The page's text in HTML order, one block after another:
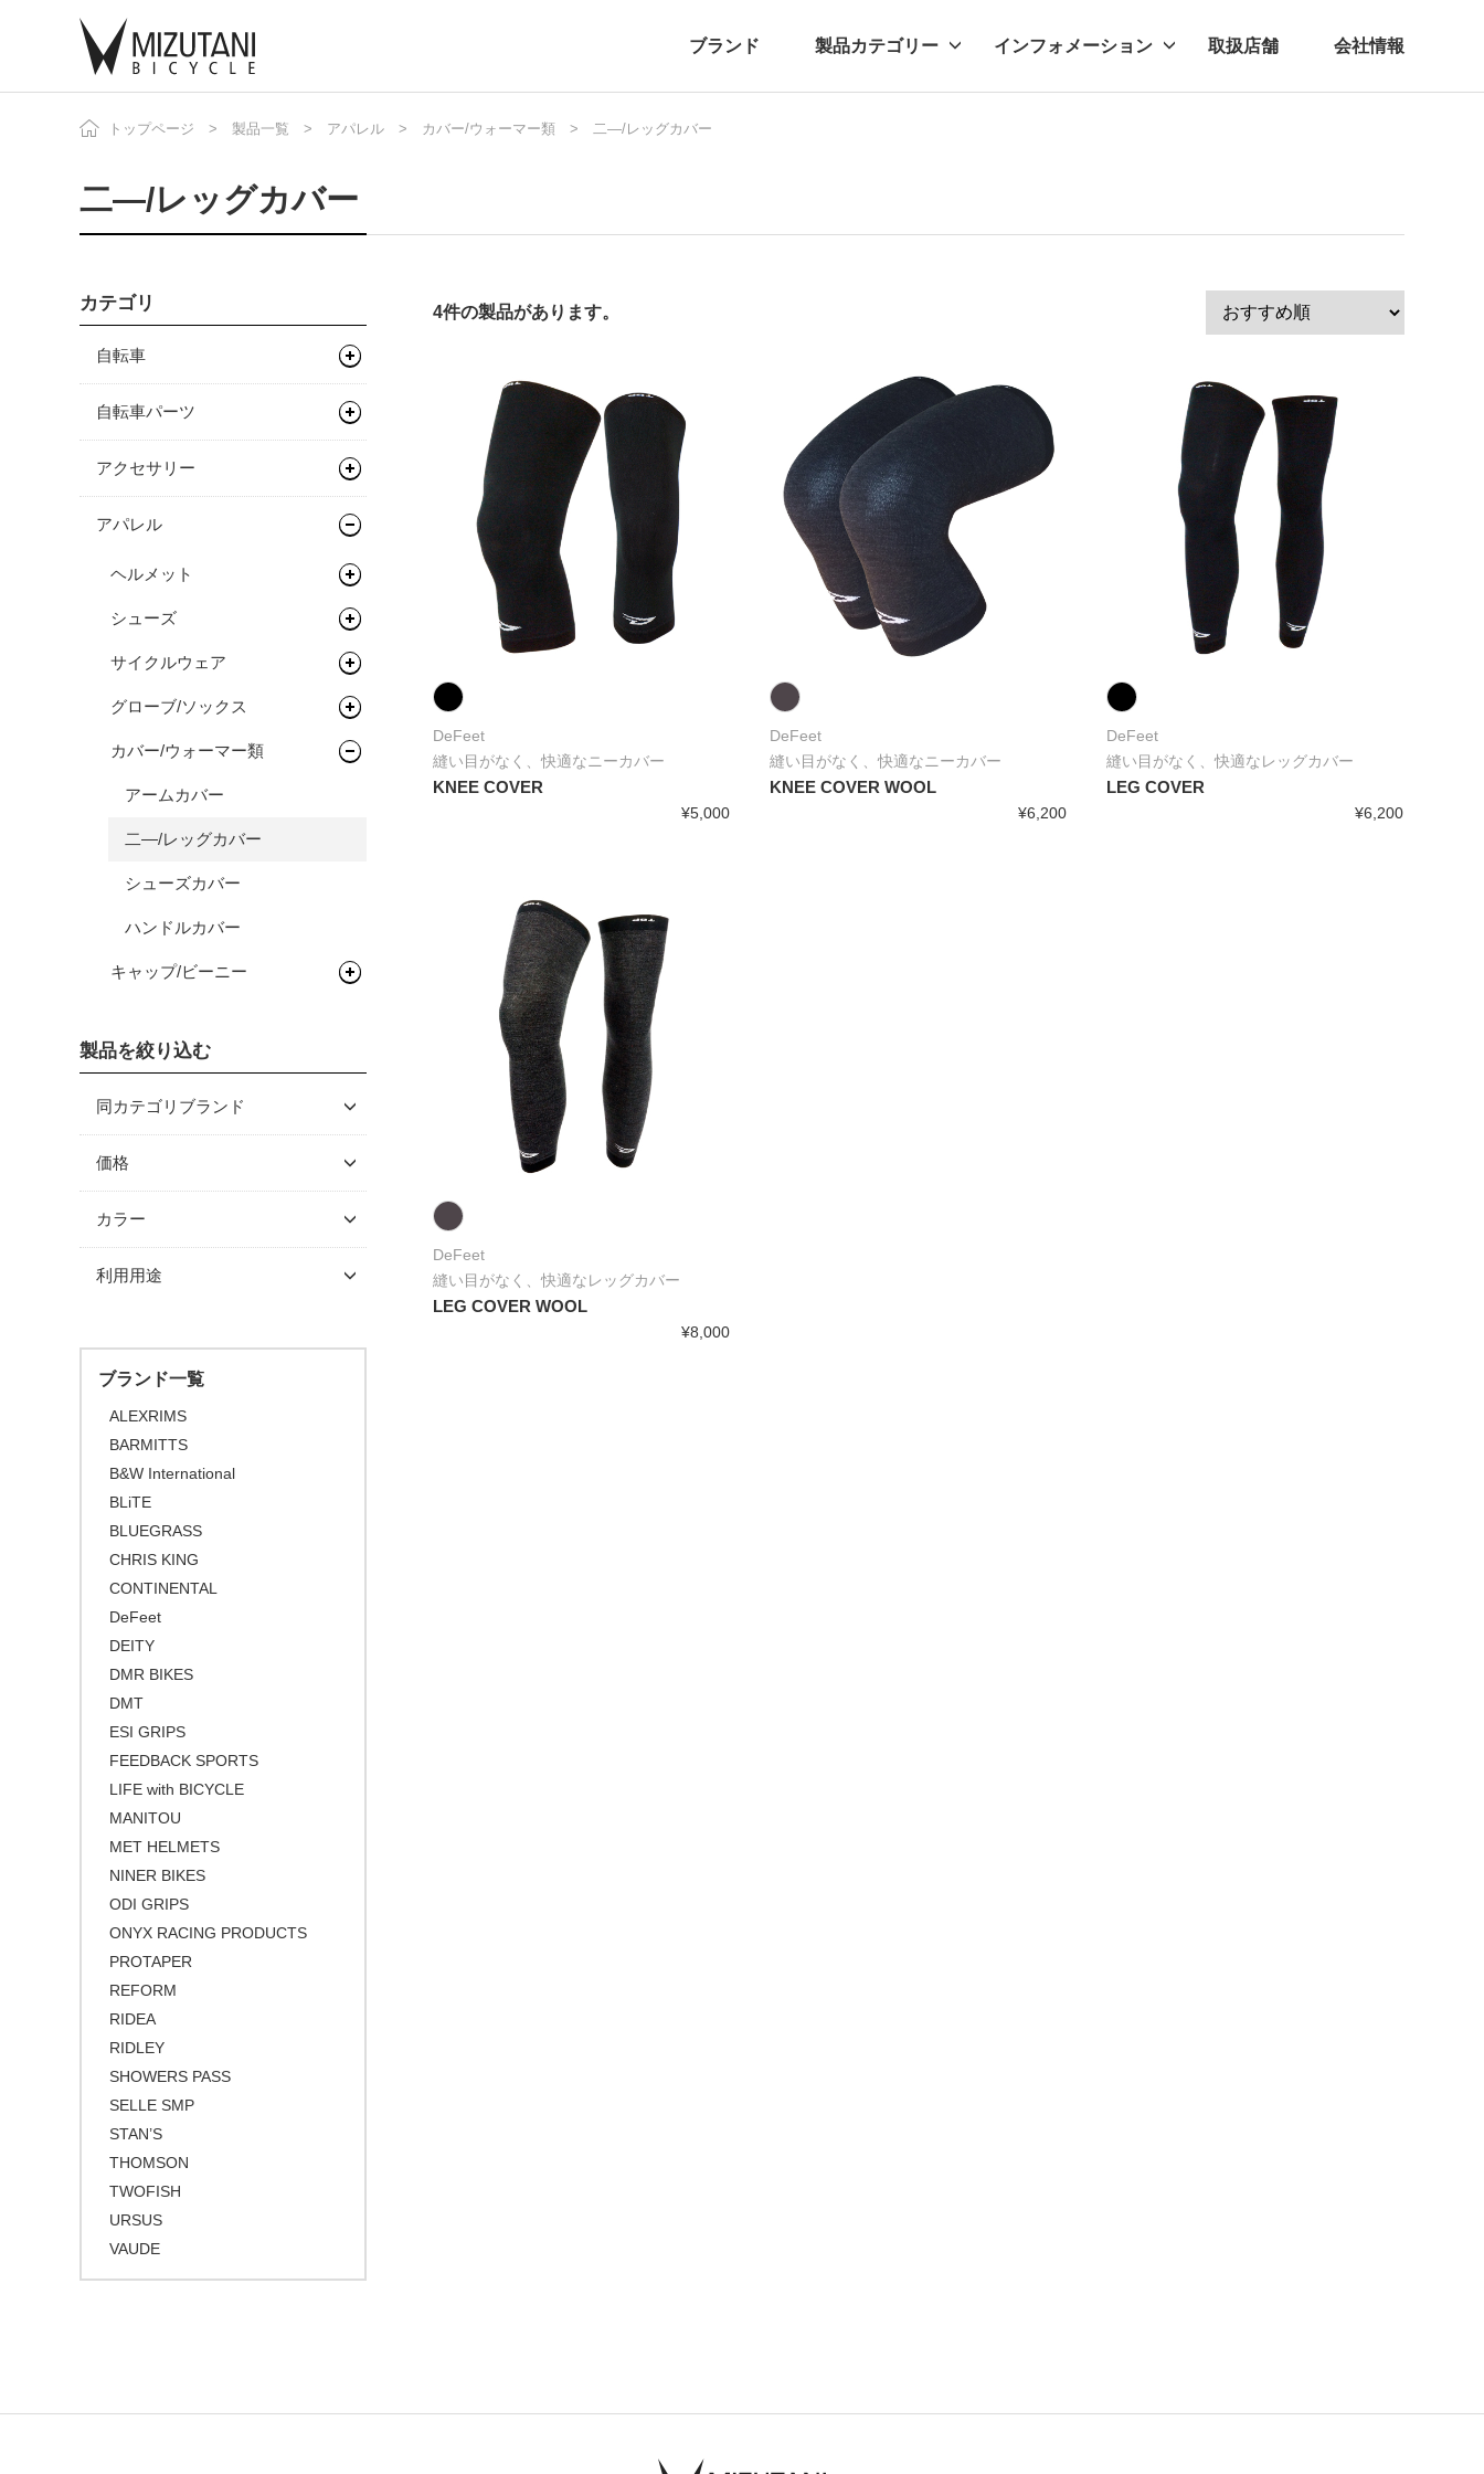
ブランド 製品カテゴリー
自転車 自転車パーツ
インフォメーション
ニュース プレスリリース
取扱店舗 会社情報
トップページ 製品一覧 アパレル カバー/ウォーマー類 二―/レッグカバー
二―/レッグカバー
4件の製品があります。
DeFeet
縫い目がなく、快適なニーカバー
KNEE COVER
¥5,000
DeFeet
縫い目がなく、快適なニーカバー
KNEE COVER WOOL
¥6,200
DeFeet
縫い目がなく、快適なレッグカバー
LEG COVER
¥6,200
DeFeet
縫い目がなく、快適なレッグカバー
LEG COVER WOOL
¥8,000
カテゴリ
自転車
マウンテンバイク
フレーム
完成車
キッズバイク
キッズバイク
ロードバイク
フレーム
タイムトライアル / トライア
フレーム
オールロードバイク
フレーム
完成車
シクロクロスバイク
フレーム
自転車パーツ
サドル/シートポスト
ー）
ー）
ロードタイヤ（チューブレス/
ー）
MTBタイヤ（クリンチャー）
MTBタイヤ（チューブレス/レ
ディ）
アーバンタイヤ
シーラント
ル
完組ホイール
リム
リムテープ/チューブレステー
チューブラーテープ
ハブ
フロントハブ
リアハブ
関連パーツ
ボトムブラケット
ネジ切りタイプ
関連パーツ
フロントフォーク
リジットフォーク
サスペンションフォーク
グリップ/バーテープ
グリップ
バーテープ
スプロケット/コグ/ディレイ
チェーンテンショナー
チェーンリング
ブレーキ
ディスクロ―ター
アクセサリー
バッグ類
バイクパッキング/アクセサリ
サドルバッグ
パニアバッグ
その他バッグ
ハードケース
ド
フェンダー
キャリア
スタンド
ワークスタンド/ディスプレ
イスタンド
ワークスタンド
ディスプレイスタンド
関連アイテム
スタンド
サイクルトレーナー
サイクルトレーナー
関連アイテム
メンテナンス/工具
ケミカル
グリース/ルブ
工具
ライト/サイクルコンピュー
アパレル
ヘルメット
ロードバイク
マウンテンバイク/BMX
グラベルバイク/シクロクロス
ツーリング/街乗り/通勤/ミニ
アル
セーフティライト
キッズヘルメット
シューズ
ロードバイク
マウンテンバイク/BMX
グラベルバイク/シクロクロス
シューズアクセサリー
サイクルウェア
レインウェア
サイクルウェア（メンズ）
サイクルウェア（ウィメン
グローブ/ソックス
グローブ
ソックス
カバー/ウォーマー類
アームカバー
二―/レッグカバー
シューズカバー
ハンドルカバー
キャップ/ビーニー
キャップ
製品を絞り込む
同カテゴリブランド
DeFeet
価格
～ \5,000
\5,001 ～ 10,000
\10,001 ～ 20,000
\30,001 ～ 50,000
\50,001 ～
カラー
ブラック
オレンジ
ピンク
レッド
パープル
グリーン
イエロー
ゴールド
シルバー
その他
ブロンズ
利用用途
グラベルバイク
小径/折りたたみ自転車
タイムトライアル / トライアスロ
ン
トラベル/ツーリング
シクロクロスバイク
クロスバイク / アーバンバイク
ブランド一覧
ALEXRIMS
BARMITTS
B&W International
BLiTE
BLUEGRASS
CHRIS KING
CONTINENTAL
DeFeet
DEITY
DMR BIKES
DMT
ESI GRIPS
FEEDBACK SPORTS
LIFE with BICYCLE
MANITOU
MET HELMETS
NINER BIKES
ODI GRIPS
ONYX RACING PRODUCTS
PROTAPER
REFORM
RIDEA
RIDLEY
SHOWERS PASS
SELLE SMP
STAN’S
THOMSON
TWOFISH
URSUS
VAUDE